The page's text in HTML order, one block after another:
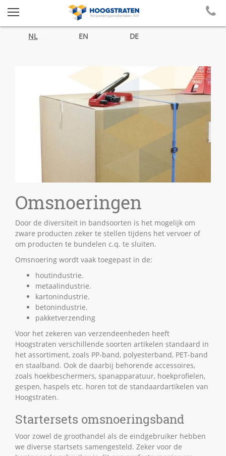
NL EN DE
Omsnoeringen
Door de diversiteit in bandsoorten is het mogelijk om
zware producten zeker te stellen tijdens het vervoer of
om producten te bundelen c.q. te sluiten.
Omsnoering wordt vaak toegepast in de:
houtindustrie.
metaalindustrie.
kartonindustrie.
betonindustrie.
pakketverzending
Voor het zekeren van verzendeenheden heeft
Hoogstraten verschillende soorten artikelen standaard in
het assortiment, zoals PP-band, polyesterband, PET-band
en staalband. Ook de daarbij behorende accessoires,
zoals hoekbeschermers, spanapparatuur, hoekprofielen,
gespen, haspels etc. horen tot de standaardartikelen van
Hoogstraten.
Startersets omsnoeringsband
Voor zowel de groothandel als de eindgebruiker hebben
we diverse startsets samengesteld. Zeker voor de